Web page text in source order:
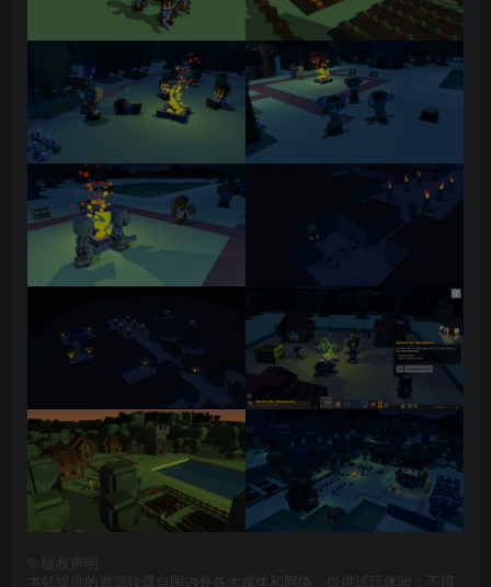
版权声明
本站提供的资源转载自国内外各大媒体和网络，仅供试玩体验；不得